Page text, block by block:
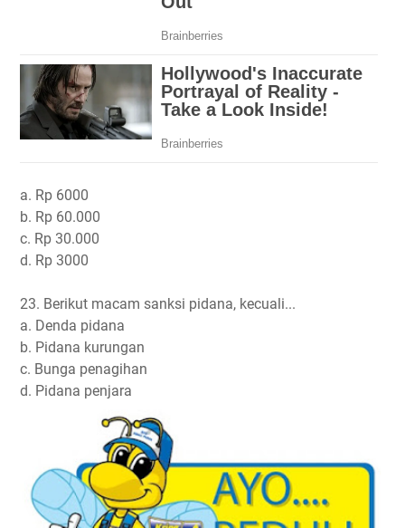
a. Rp 6000
b. Rp 60.000
c. Rp 30.000
d. Rp 3000
23. Berikut macam sanksi pidana, kecuali...
a. Denda pidana
b. Pidana kurungan
c. Bunga penagihan
d. Pidana penjara